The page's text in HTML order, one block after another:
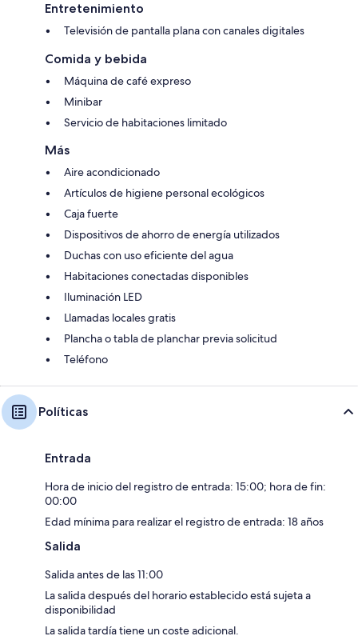
Entretenimiento
Televisión de pantalla plana con canales digitales
Comida y bebida
Máquina de café expreso
Minibar
Servicio de habitaciones limitado
Más
Aire acondicionado
Artículos de higiene personal ecológicos
Caja fuerte
Dispositivos de ahorro de energía utilizados
Duchas con uso eficiente del agua
Habitaciones conectadas disponibles
Iluminación LED
Llamadas locales gratis
Plancha o tabla de planchar previa solicitud
Teléfono
Políticas
Entrada
Hora de inicio del registro de entrada: 15:00; hora de fin:
00:00
Edad mínima para realizar el registro de entrada: 18 años
Salida
Salida antes de las 11:00
La salida después del horario establecido está sujeta a
disponibilidad
La salida tardía tiene un coste adicional.